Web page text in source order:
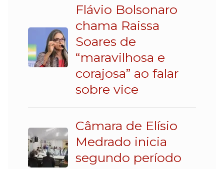
Flávio Bolsonaro
chama Raissa
Soares de
“maravilhosa e
corajosa” ao falar
sobre vice
Câmara de Elísio
Medrado inicia
segundo período